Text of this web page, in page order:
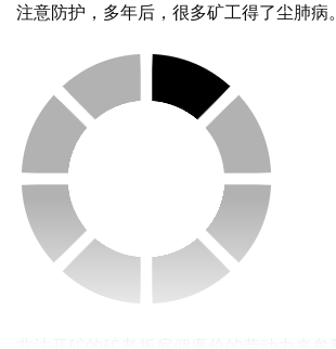
注意防护，多年后，很多矿工得了尘肺病。